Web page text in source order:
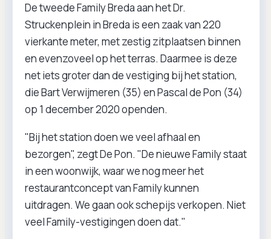
De tweede Family Breda aan het Dr.
Struckenplein in Breda is een zaak van 220
vierkante meter, met zestig zitplaatsen binnen
en evenzoveel op het terras. Daarmee is deze
net iets groter dan de vestiging bij het station,
die Bart Verwijmeren (35) en Pascal de Pon (34)
op 1 december 2020 openden.
"Bij het station doen we veel afhaal en
bezorgen", zegt De Pon. "De nieuwe Family staat
in een woonwijk, waar we nog meer het
restaurantconcept van Family kunnen
uitdragen. We gaan ook schepijs verkopen. Niet
veel Family-vestigingen doen dat."